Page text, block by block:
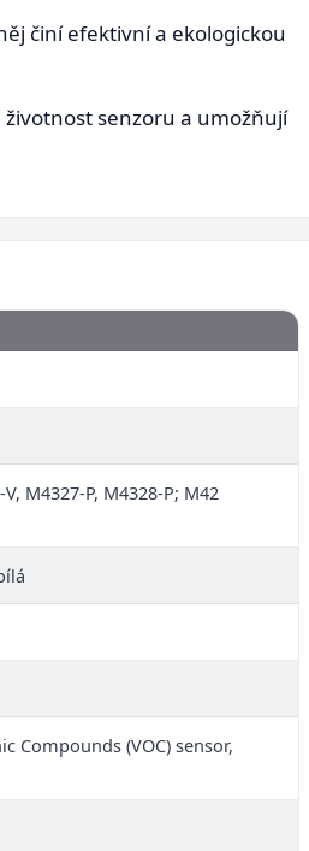
činí efektivní a ekologickou
senzoru a umožňují
M4327-P, M4328-P; M42
Compounds (VOC) sensor,